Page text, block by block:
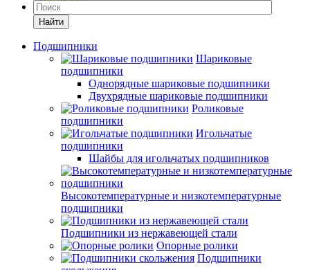
Найти
Подшипники
Шариковые
подшипники
Однорядные шариковые подшипники
Двухрядные шариковые подшипники
Роликовые
подшипники
Игольчатые
подшипники
Шайбы для игольчатых подшипников
Высокотемпературные и низкотемпературные
подшипники
Подшипники из нержавеющей стали
Опорные ролики
Подшипники